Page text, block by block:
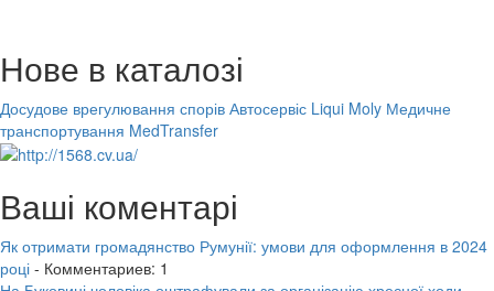
Нове в каталозі
Досудове врегулювання спорів Автосервіс Liqui Moly Медичне
транспортування MedTransfer
Ваші коментарі
Як отримати громадянство Румунії: умови для оформлення в 2024
році - Комментариев: 1